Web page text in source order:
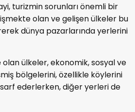
turizmin sorunları önemli bir
olan ve gelişen ülkeler bu
dünya pazarlarında yerlerini
ülkeler, ekonomik, sosyal ve
bölgelerini, özellikle köylerini
ederlerken, diğer yerleri de